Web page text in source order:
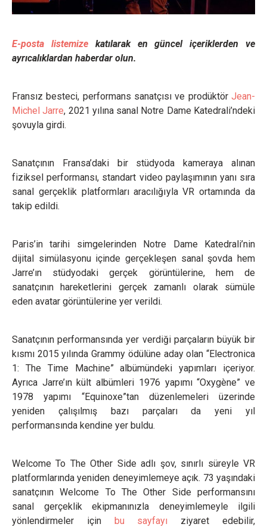
E-posta listemizekatılarak en güncel içeriklerden ve
ayrıcalıklardan haberdar olun.
Fransız besteci, performans sanatçısı ve prodüktör Jean-
Michel Jarre, 2021 yılına sanal Notre Dame Katedrali’ndeki
şovuyla girdi.
Sanatçının Fransa’daki bir stüdyoda kameraya alınan
fiziksel performansı, standart video paylaşımının yanı sıra
sanal gerçeklik platformları aracılığıyla VR ortamında da
takip edildi.
Paris’in tarihi simgelerinden Notre Dame Katedrali’nin
dijital simülasyonu içinde gerçekleşen sanal şovda hem
Jarre’ın stüdyodaki gerçek görüntülerine, hem de
sanatçının hareketlerini gerçek zamanlı olarak sümüle
eden avatar görüntülerine yer verildi.
Sanatçının performansında yer verdiği parçaların büyük bir
kısmı 2015 yılında Grammy ödülüne aday olan “Electronica
1: The Time Machine” albümündeki yapımları içeriyor.
Ayrıca Jarre’ın kült albümleri 1976 yapımı “Oxygène” ve
1978 yapımı “Equinoxe”tan düzenlemeleri üzerinde
yeniden çalışılmış bazı parçaları da yeni yıl
performansında kendine yer buldu.
Welcome To The Other Side adlı şov, sınırlı süreyle VR
platformlarında yeniden deneyimlemeye açık. 73 yaşındaki
sanatçının Welcome To The Other Side performansını
sanal gerçeklik ekipmanınızla deneyimlemeyle ilgili
yönlendirmeler için bu sayfayı ziyaret edebilir,